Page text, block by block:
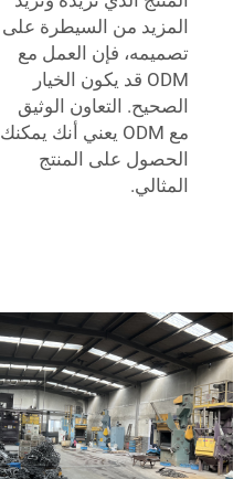
المزيد من السيطرة على
تصميمه، فإن العمل مع
ODM قد يكون الخيار
الصحيح. التعاون الوثيق
مع ODM يعني أنك يمكنك
الحصول على المنتج
المثالي.